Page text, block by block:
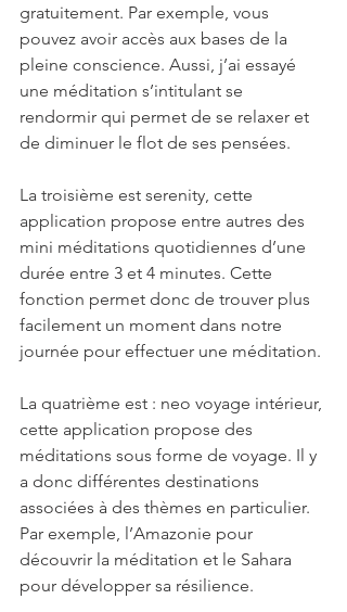
gratuitement. Par exemple, vous
pouvez avoir accès aux bases de la
pleine conscience. Aussi, j’ai essayé
une méditation s’intitulant se
rendormir qui permet de se relaxer et
de diminuer le flot de ses pensées.
La troisième est serenity, cette
application propose entre autres des
mini méditations quotidiennes d’une
durée entre 3 et 4 minutes. Cette
fonction permet donc de trouver plus
facilement un moment dans notre
journée pour effectuer une méditation.
La quatrième est : neo voyage intérieur,
cette application propose des
méditations sous forme de voyage. Il y
a donc différentes destinations
associées à des thèmes en particulier.
Par exemple, l’Amazonie pour
découvrir la méditation et le Sahara
pour développer sa résilience.